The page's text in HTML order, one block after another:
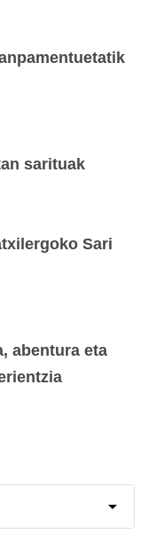
sarituak
Sari
abentura eta